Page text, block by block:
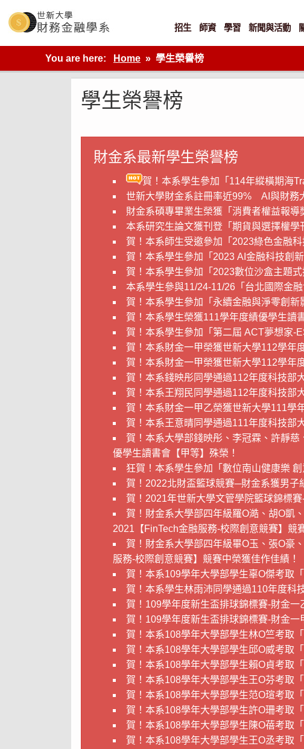
content
世新大學財金系網站
招生 師資 學習 新聞與活動
You are here: Home 學生榮譽榜
學生榮譽榜
財金系最新學生榮譽榜
賀！本系學生參加「114年縱橫期海
世新大學財金系註冊率近99% AI與財務
財金系碩專畢業生榮獲「消費者權益報導
本系研究生論文獲刊登「期貨與選擇權學
賀！本系師生受邀參加「2023綠色金融科
賀！本系學生參加「2023 AI金融科技創
賀！本系學生參加「2023數位沙盒主題
本系學生參與11/24-11/26「台北國際金
賀！本系學生參加「永續金融與淨零創新
賀！本系學生榮獲111學年度績優學生讀
賀！本系學生參加「第二屆 ACT夢想家-
賀！本系財金一甲榮獲世新大學112學年
賀！本系財金一甲榮獲世新大學112學年
賀！本系錢映彤同學通過112年度科技部
賀！本系王翔民同學通過112年度科技部
賀！本系財金一甲乙榮獲世新大學111學
賀！本系王意晴同學通過111年度科技部
賀！本系大學部錢映彤、李冠霖、許靜
優學生讀書會【甲等】殊榮！
狂賀！本系學生參加「數位南山健康樂
賀！2022北財盃籃球競賽─財金系獲男子
賀！2021年世新大學文管學院籃球錦標賽
賀！財金系大學部四年級羅O澔、胡O凱
2021【FinTech金融服務-校際創意競賽】競
賀！財金系大學部四年級畢O玉、張O豪
服務-校際創意競賽】競賽中榮獲佳作佳績！
賀！本系109學年大學部學生辜O傑考取
賀！本系學生林雨沛同學通過110年度科
賀！109學年度新生盃排球錦標賽-財金一
賀！109學年度新生盃排球錦標賽-財金一
賀！本系108學年大學部學生林O竺考取
賀！本系108學年大學部學生邱O威考取
賀！本系108學年大學部學生賴O貞考取
賀！本系108學年大學部學生王O芬考取
賀！本系108學年大學部學生范O瑄考取
賀！本系108學年大學部學生許O珊考取
賀！本系108學年大學部學生陳O蓓考取
賀！本系108學年大學部學生王O丞考取